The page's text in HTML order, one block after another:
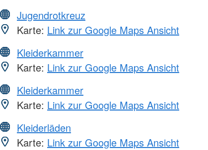
Jugendrotkreuz
Karte: Link zur Google Maps Ansicht
Kleiderkammer
Karte: Link zur Google Maps Ansicht
Kleiderkammer
Karte: Link zur Google Maps Ansicht
Kleiderläden
Karte: Link zur Google Maps Ansicht